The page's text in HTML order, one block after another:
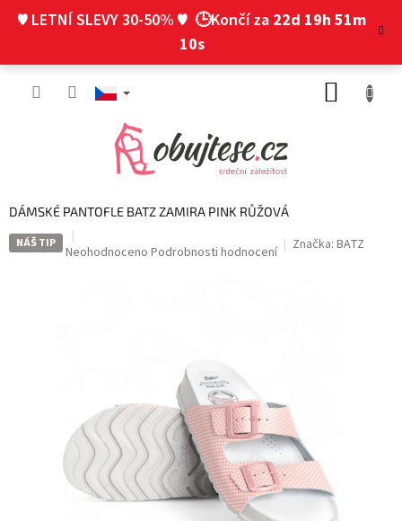
♥ LETNÍ SLEVY 30-50% ♥ 🕒Končí za 22d 19h 51m
9s
DÁMSKÉ PANTOFLE BATZ ZAMIRA PINK RŮŽOVÁ
NÁŠ TIP
Průměrné
Neohodnoceno Podrobnosti hodnocení Značka: BATZ